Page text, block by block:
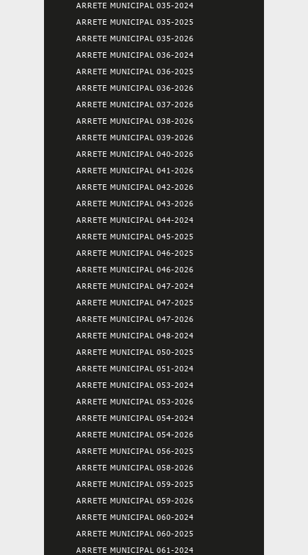
ARRETE MUNICIPAL 035-2024
ARRETE MUNICIPAL 035-2025
ARRETE MUNICIPAL 035-2026
ARRETE MUNICIPAL 036-2024
ARRETE MUNICIPAL 036-2025
ARRETE MUNICIPAL 036-2026
ARRETE MUNICIPAL 037-2026
ARRETE MUNICIPAL 038-2026
ARRETE MUNICIPAL 039-2026
ARRETE MUNICIPAL 040-2026
ARRETE MUNICIPAL 041-2026
ARRETE MUNICIPAL 042-2026
ARRETE MUNICIPAL 043-2026
ARRETE MUNICIPAL 044-2024
ARRETE MUNICIPAL 045-2025
ARRETE MUNICIPAL 046-2025
ARRETE MUNICIPAL 046-2026
ARRETE MUNICIPAL 047-2024
ARRETE MUNICIPAL 047-2025
ARRETE MUNICIPAL 047-2026
ARRETE MUNICIPAL 048-2024
ARRETE MUNICIPAL 050-2025
ARRETE MUNICIPAL 051-2024
ARRETE MUNICIPAL 053-2024
ARRETE MUNICIPAL 053-2026
ARRETE MUNICIPAL 054-2024
ARRETE MUNICIPAL 054-2026
ARRETE MUNICIPAL 056-2025
ARRETE MUNICIPAL 058-2026
ARRETE MUNICIPAL 059-2025
ARRETE MUNICIPAL 059-2026
ARRETE MUNICIPAL 060-2024
ARRETE MUNICIPAL 060-2025
ARRETE MUNICIPAL 061-2024